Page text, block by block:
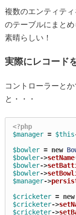
複数のエンティテ
のテーブルにまとめ
素晴らしい！
実際にレコード
コントローラーと
と・・・
<?php
$manager = $this
$bowler = new
$bowler->setName
$bowler->
$bowler->
$manager->
$cricketer = new
$cricketer->
$cricketer->